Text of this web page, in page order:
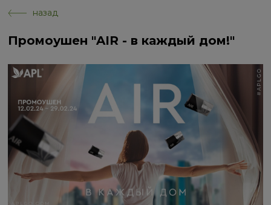
назад
Промоушен "AIR - в каждый дом!"